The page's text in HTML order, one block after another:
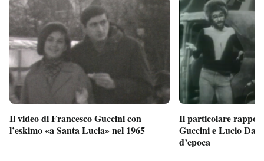
Il video di Francesco Guccini con
l’eskimo «a Santa Lucia» nel 1965
Il particolare
Guccini e Lucio
d’epoca